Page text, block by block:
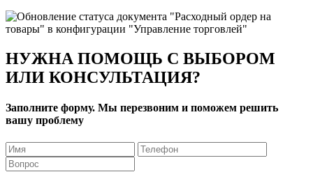
НУЖНА ПОМОЩЬ С ВЫБОРОМ
ИЛИ КОНСУЛЬТАЦИЯ?
Заполните форму. Мы перезвоним и поможем решить
вашу проблему